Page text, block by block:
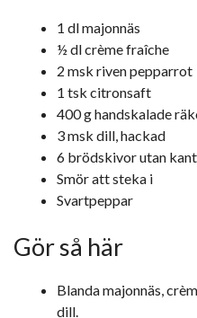
1 dl majonnäs
½ dl crème fraîche
2 msk riven pepparrot
1 tsk citronsaft
400 g handskalade
3 msk dill, hackad
6 brödskivor utan kant
Smör att steka i
Svartpeppar
Gör så här
Blanda majonnäs,
dill.